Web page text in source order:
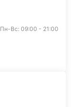
Пн-Вс: 09:00 - 21:00